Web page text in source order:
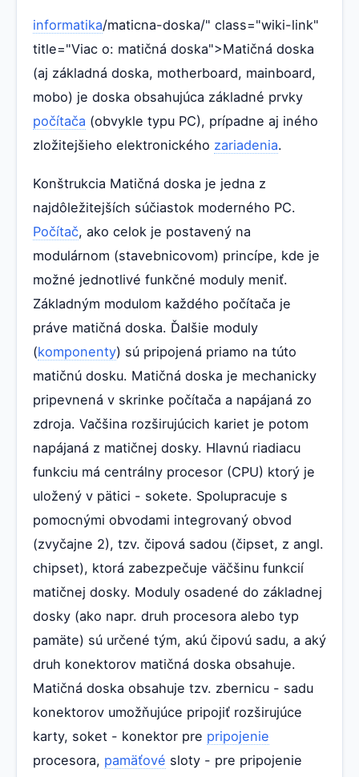
informatika/maticna-doska/" class="wiki-link"
title="Viac o: matičná doska">Matičná doska
(aj základná doska, motherboard, mainboard,
mobo) je doska obsahujúca základné prvky
počítača (obvykle typu PC), prípadne aj iného
zložitejšieho elektronického zariadenia.
Konštrukcia Matičná doska je jedna z
najdôležitejších súčiastok moderného PC.
Počítač, ako celok je postavený na
modulárnom (stavebnicovom) princípe, kde je
možné jednotlivé funkčné moduly meniť.
Základným modulom každého počítača je
práve matičná doska. Ďalšie moduly
(komponenty) sú pripojená priamo na túto
matičnú dosku. Matičná doska je mechanicky
pripevnená v skrinke počítača a napájaná zo
zdroja. Vačšina rozširujúcich kariet je potom
napájaná z matičnej dosky. Hlavnú riadiacu
funkciu má centrálny procesor (CPU) ktorý je
uložený v pätici - sokete. Spolupracuje s
pomocnými obvodami integrovaný obvod
(zvyčajne 2), tzv. čipová sadou (čipset, z angl.
chipset), ktorá zabezpečuje väčšinu funkcií
matičnej dosky. Moduly osadené do základnej
dosky (ako napr. druh procesora alebo typ
pamäte) sú určené tým, akú čipovú sadu, a aký
druh konektorov matičná doska obsahuje.
Matičná doska obsahuje tzv. zbernicu - sadu
konektorov umožňujúce pripojiť rozširujúce
karty, soket - konektor pre pripojenie
procesora, pamäťové sloty - pre pripojenie